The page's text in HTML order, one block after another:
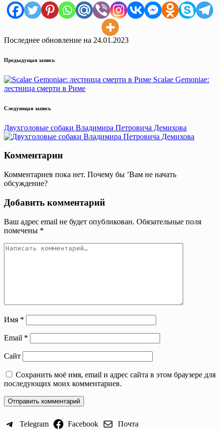
Последнее обновление на 24.01.2023
Навигация
записи
Предыдущая запись
Scalae Gemoniae:
лестница смерти в Риме
Следующая запись
Двухголовые собаки Владимира Петровича Демихова
Комментарии
Комментариев пока нет. Почему бы ’Вам не начать
обсуждение?
Добавить комментарий
Ваш адрес email не будет опубликован. Обязательные поля
помечены *
Имя *
Email *
Сайт
Сохранить моё имя, email и адрес сайта в этом браузере для
последующих моих комментариев.
Telegram Facebook Почта